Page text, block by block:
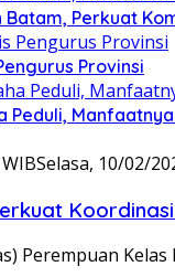
Perkuat
Provinsi
Peduli,
Selasa, 10/02/
Perempuan